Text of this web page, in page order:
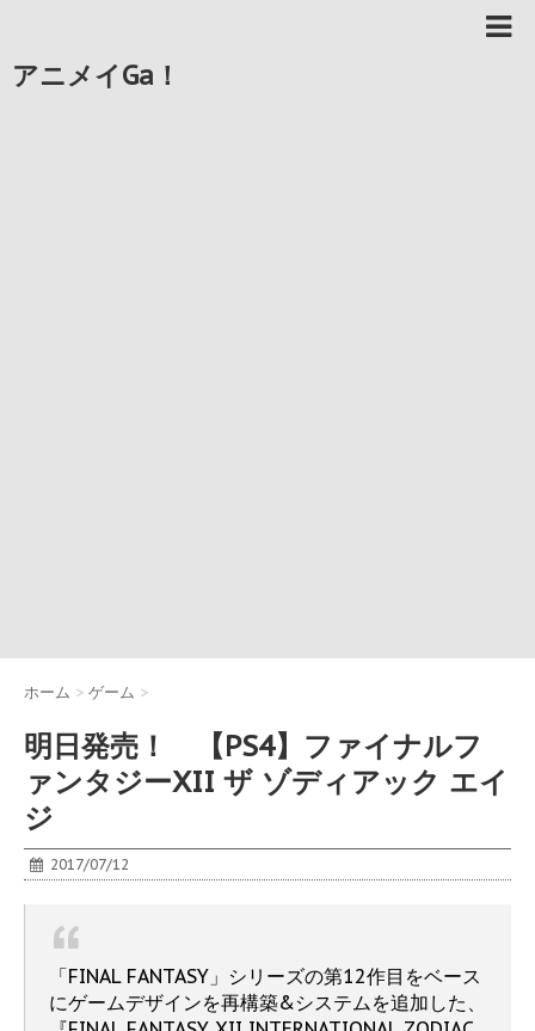
アニメイGa！
ホーム > ゲーム >
明日発売！ 【PS4】ファイナルフ
ァンタジーXII ザ ゾディアック エイ
ジ
2017/07/12
「FINAL FANTASY」シリーズの第12作目をベース
にゲームデザインを再構築&システムを追加した、